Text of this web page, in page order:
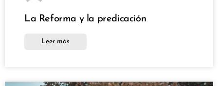
La Reforma y la predicación
Leer más